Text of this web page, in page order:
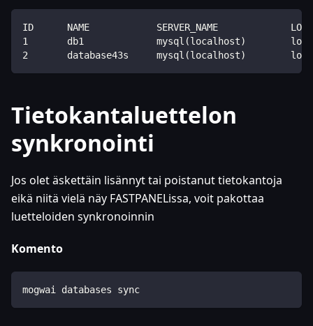
ID      NAME            SERVER_NAME
1       db1             mysql(localhost)
2       database43s     mysql(localhost)
Tietokantaluettelon
synkronointi
Jos olet äskettäin lisännyt tai poistanut tietokantoja
eikä niitä vielä näy FASTPANELissa, voit pakottaa
luetteloiden synkronoinnin
Komento
mogwai databases sync